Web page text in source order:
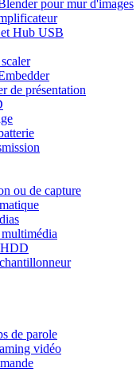
pour mur d'images
Hub USB
de présentation
ou de capture
HDD
de parole
vidéo